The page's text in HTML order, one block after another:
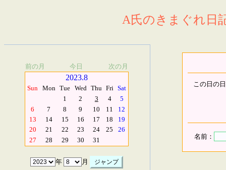
A氏のきまぐれ日
前の月 今日 次の月
2023.8
Sun Mon Tue Wed Thu Fri Sat
1
2 3 4
5
6
7 8 9 10 11
12
13
14 15 16 17 18
19
20
21 22 23 24 25
26
27
28 29 30 31
年 月
この日の
名前：